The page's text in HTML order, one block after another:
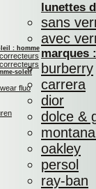
: homme
soleil
fluo
lunettes
sans
avec
marques
burberry
carrera
dior
dolce &
oakley
persol
ray-ban